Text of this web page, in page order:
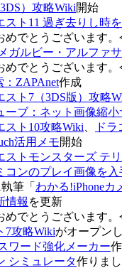
）攻略Wiki開始
スト11 過ぎ去りし時
でとうございます。
ガルビー・アルファ
でとうございます。
：ZAPAnet作成
スト7（3DS版）攻略
ーブ：ネット画像縮小
スト10攻略Wiki ド
活用メモ開始
ストモンスターズ テ
コンのプレイ画像を
筆「 わかる!iPhoneカ
情報 を更新
でとうございます。
7攻略Wikiがオープン
ワード強化メーカー
シミュレータ作りまし